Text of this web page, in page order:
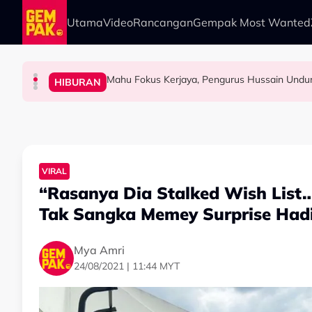
Skip to main content
UtamaVideoRancanganGempak Most Wanted
HIBURAN Pelakon Tak Muncul, Telefon Tak Berjawab…
HIBURAN Mahu Fokus Kerjaya, Pengurus Hussain
SELEBRITI “Pernahkah Mereka Mengundang Penyanyi
HIBURAN Jenazah Cik Man Selamat Dikebumikan Di
VIRAL
“Rasanya Dia Stalked Wish
Tak Sangka Memey Surprise
Mya Amri
24/08/2021 | 11:44 MYT